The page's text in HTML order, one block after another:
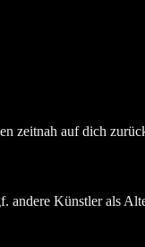
zeitnah auf dich
andere Künstler als